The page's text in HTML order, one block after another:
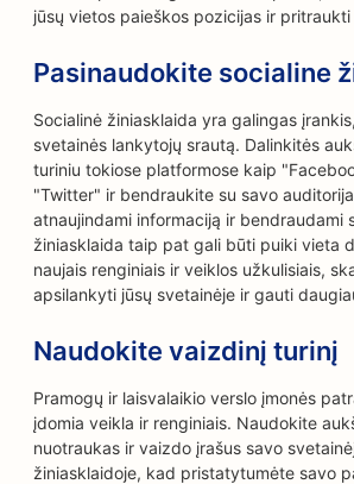
jūsų vietos paieškos pozicijas ir
Pasinaudokite socialine
Socialinė žiniasklaida yra galingas
svetainės lankytojų srautą. Dalinkitės
turiniu tokiose platformose kaip
"Twitter" ir bendraukite su savo
atnaujindami informaciją ir bendraudami
žiniasklaida taip pat gali būti puiki vieta
naujais renginiais ir veiklos užkulisiais,
apsilankyti jūsų svetainėje ir gauti
Naudokite vaizdinį turinį
Pramogų ir laisvalaikio verslo įmonės
įdomia veikla ir renginiais. Naudokite
nuotraukas ir vaizdo įrašus savo
žiniasklaidoje, kad pristatytumėte savo